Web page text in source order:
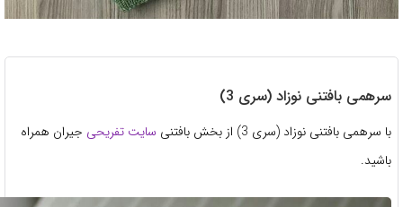
بافتنی نوزاد (سری 3)
بافتنی نوزاد (سری 3) از بخش بافتنی سایت تفریحیجیران همراه